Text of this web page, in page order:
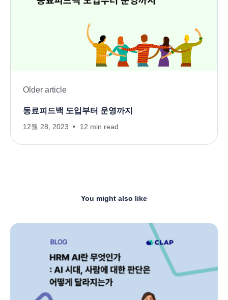
Older article
동료피드백 도입부터 운영까지
12월 28, 2023 12 min read
You might also like